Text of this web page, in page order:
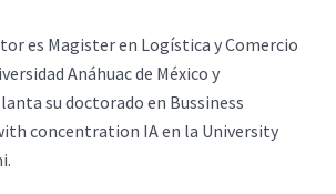
es Magister en Logística y Comercio
Anáhuac de México y
su doctorado en Bussiness
concentration IA en la University